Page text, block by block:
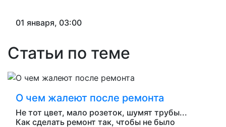
01 января, 03:00
Статьи по теме
О чем жалеют после ремонта
Не тот цвет, мало розеток, шумят трубы...
Как сделать ремонт так, чтобы не было